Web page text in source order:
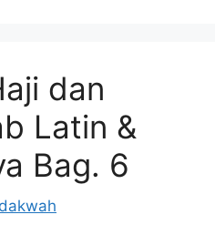
dan
Latin &
Bag. 6